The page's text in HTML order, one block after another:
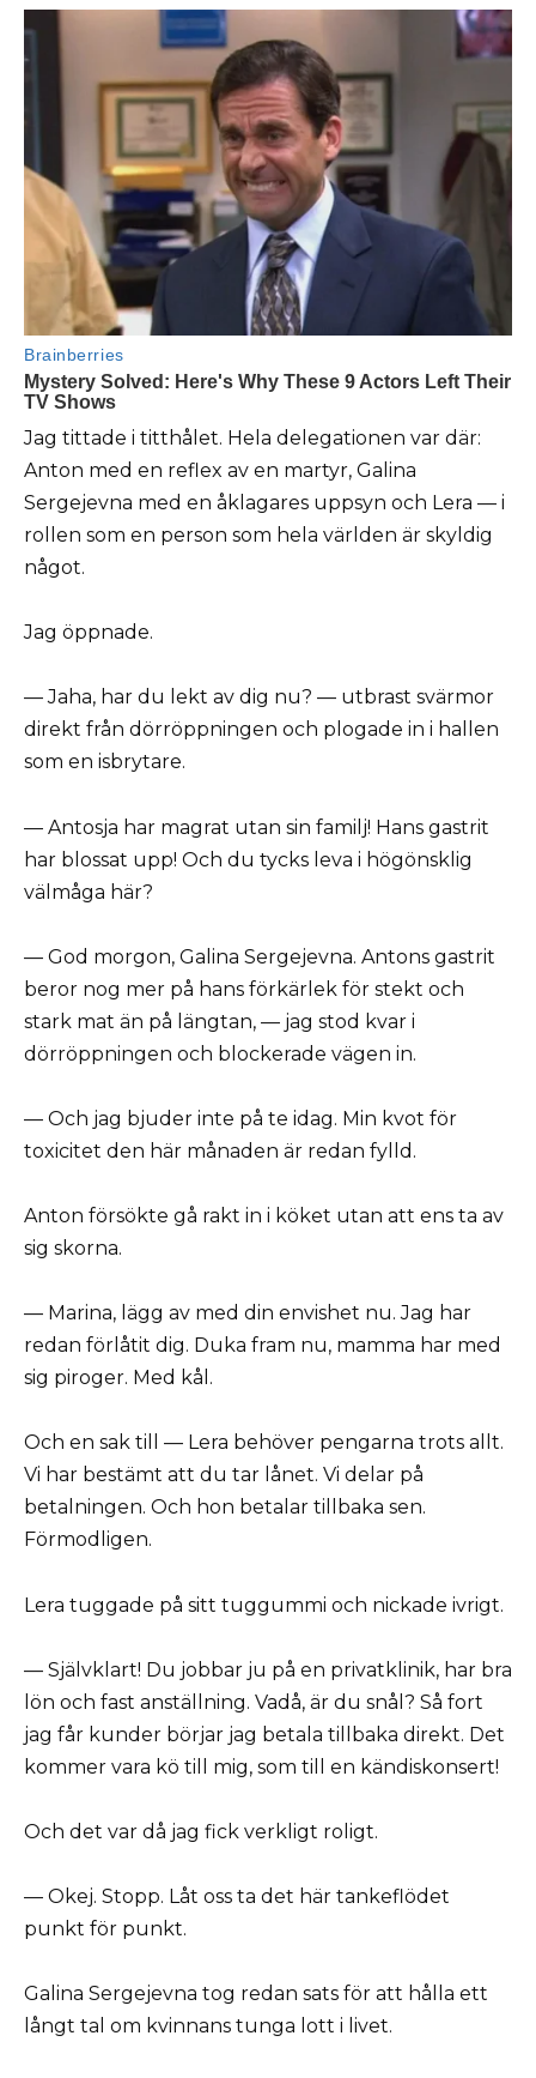
Jag tittade i titthålet. Hela delegationen var där:
Anton med en reflex av en martyr, Galina
Sergejevna med en åklagares uppsyn och Lera — i
rollen som en person som hela världen är skyldig
något.
Jag öppnade.
— Jaha, har du lekt av dig nu? — utbrast svärmor
direkt från dörröppningen och plogade in i hallen
som en isbrytare.
— Antosja har magrat utan sin familj! Hans gastrit
har blossat upp! Och du tycks leva i högönsklig
välmåga här?
— God morgon, Galina Sergejevna. Antons gastrit
beror nog mer på hans förkärlek för stekt och
stark mat än på längtan, — jag stod kvar i
dörröppningen och blockerade vägen in.
— Och jag bjuder inte på te idag. Min kvot för
toxicitet den här månaden är redan fylld.
Anton försökte gå rakt in i köket utan att ens ta av
sig skorna.
— Marina, lägg av med din envishet nu. Jag har
redan förlåtit dig. Duka fram nu, mamma har med
sig piroger. Med kål.
Och en sak till — Lera behöver pengarna trots allt.
Vi har bestämt att du tar lånet. Vi delar på
betalningen. Och hon betalar tillbaka sen.
Förmodligen.
Lera tuggade på sitt tuggummi och nickade ivrigt.
— Självklart! Du jobbar ju på en privatklinik, har bra
lön och fast anställning. Vadå, är du snål? Så fort
jag får kunder börjar jag betala tillbaka direkt. Det
kommer vara kö till mig, som till en kändiskonsert!
Och det var då jag fick verkligt roligt.
— Okej. Stopp. Låt oss ta det här tankeflödet
punkt för punkt.
Galina Sergejevna tog redan sats för att hålla ett
långt tal om kvinnans tunga lott i livet.